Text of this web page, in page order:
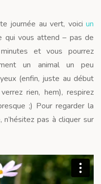
journée au vert, voici un
qui vous attend – pas de
et vous pourrez
un animal un peu
(enfin, juste au début
rien, hem), respirez
;) Pour regarder la
pas à cliquer sur